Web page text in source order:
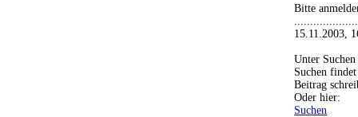
Bitte
15.11.2003,
Unter
Suchen
Beitrag
Oder hier:
Suchen